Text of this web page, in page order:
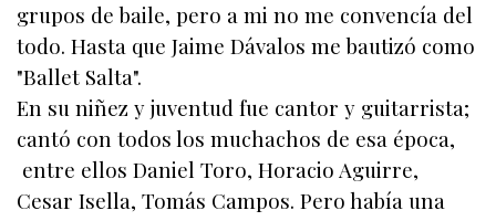
grupos de baile, pero a mi no me convencía del
todo. Hasta que Jaime Dávalos me bautizó como
"Ballet Salta".
En su niñez y juventud fue cantor y guitarrista;
cantó con todos los muchachos de esa época,
entre ellos Daniel Toro, Horacio Aguirre,
Cesar Isella, Tomás Campos. Pero había una